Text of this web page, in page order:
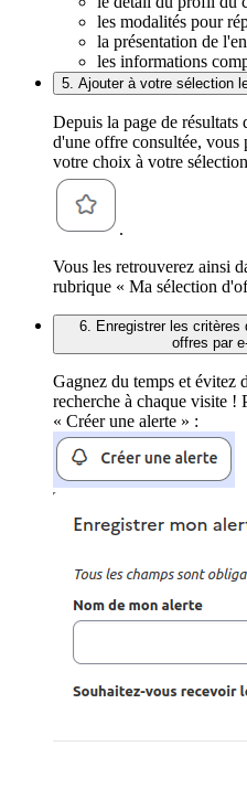
les modalités pour
la présentation de
les informations
5. Ajouter à votre sélection
Depuis la page de résultats
d'une offre consultée, vous
votre choix à votre
.
Vous les retrouverez ainsi
rubrique « Ma sélection
6. Enregistrer les critères
offres par
Gagnez du temps et évitez
recherche à chaque visite !
« Créer une alerte » :